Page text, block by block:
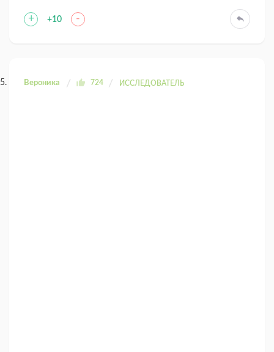
+ +10 -
Вероника 724 ИССЛЕДОВАТЕЛЬ